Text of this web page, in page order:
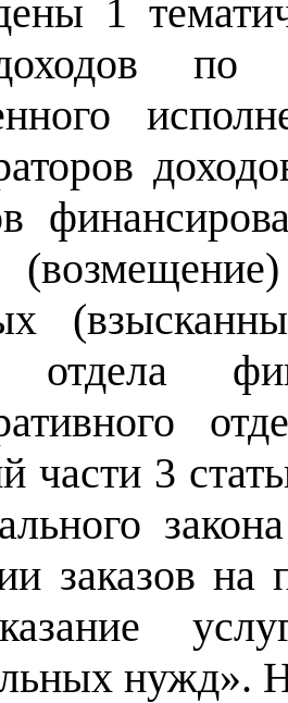
1
по
отдела
части 3
заказов на
нужд».